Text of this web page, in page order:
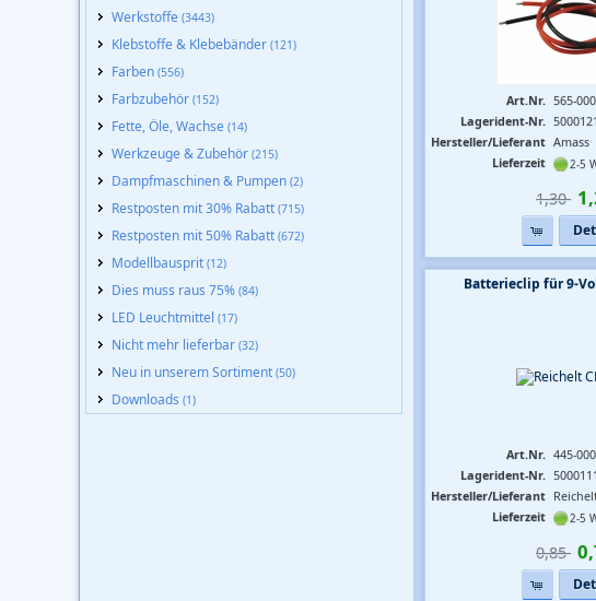
Werkstoffe (3443)
Klebstoffe & Klebebänder (121)
Farben (556)
Farbzubehör (152)
Fette, Öle, Wachse (14)
Werkzeuge & Zubehör (215)
Dampfmaschinen & Pumpen (2)
Restposten mit 30% Rabatt (715)
Restposten mit 50% Rabatt (672)
Modellbausprit (12)
Dies muss raus 75% (84)
LED Leuchtmittel (17)
Nicht mehr lieferbar (32)
Neu in unserem Sortiment (50)
Downloads (1)
Art.Nr. 565-
Lagerident-Nr.
Hersteller/Lieferant Amass
Lieferzeit
2-5
1,30  1,
Batterieclip für 9-
Art.Nr. 445-
Lagerident-Nr.
Hersteller/Lieferant
Lieferzeit
2-5
0,85  0,